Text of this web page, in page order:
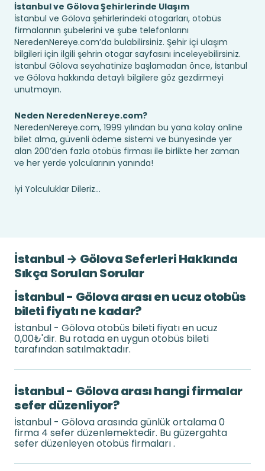
İstanbul ve Gölova Şehirlerinde Ulaşım
İstanbul ve Gölova şehirlerindeki otogarları, otobüs
firmalarının şubelerini ve şube telefonlarını
NeredenNereye.com’da bulabilirsiniz. Şehir içi ulaşım
bilgileri için ilgili şehrin otogar sayfasını inceleyebilirsiniz.
İstanbul Gölova seyahatinize başlamadan önce, İstanbul
ve Gölova hakkında detaylı bilgilere göz gezdirmeyi
unutmayın.
Neden NeredenNereye.com?
NeredenNereye.com, 1999 yılından bu yana kolay online
bilet alma, güvenli ödeme sistemi ve bünyesinde yer
alan 200’den fazla otobüs firması ile birlikte her zaman
ve her yerde yolcularının yanında!
İyi Yolculuklar Dileriz...
İstanbul → Gölova Seferleri Hakkında
Sıkça Sorulan Sorular
İstanbul - Gölova arası en ucuz otobüs
bileti fiyatı ne kadar?
İstanbul - Gölova otobüs bileti fiyatı en ucuz
0,00₺'dir. Bu rotada en uygun otobüs bileti
tarafından satılmaktadır.
İstanbul - Gölova arası hangi firmalar
sefer düzenliyor?
İstanbul - Gölova arasında günlük ortalama 0
firma 4 sefer düzenlemektedir. Bu güzergahta
sefer düzenleyen otobüs firmaları .